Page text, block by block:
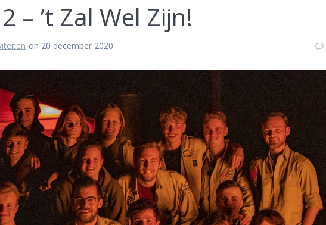
– ’t Zal Wel Zijn!
on 20 december 2020